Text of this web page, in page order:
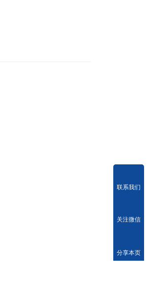
联系我们
关注微信
分享本页